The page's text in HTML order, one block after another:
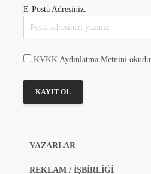
E-Posta Adresiniz:
KVKK Aydınlatma Metnini
YAZARLAR
REKLAM / İŞBİRLİĞİ